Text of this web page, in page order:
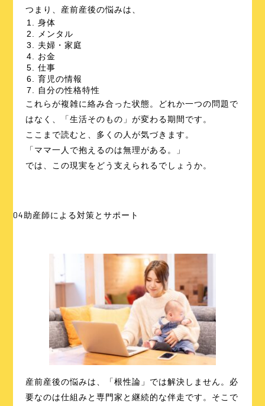
つまり、産前産後の悩みは、
身体
メンタル
夫婦・家庭
お金
仕事
育児の情報
自分の性格特性
これらが複雑に絡み合った状態。どれか一つの問題で
はなく、「生活そのもの」が変わる期間です。
ここまで読むと、多くの人が気づきます。
「ママ一人で抱えるのは無理がある。」
では、この現実をどう支えられるでしょうか。
04助産師による対策とサポート
産前産後の悩みは、「根性論」では解決しません。必
要なのは仕組みと専門家と継続的な伴走です。そこで